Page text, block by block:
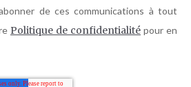
de ces communications à tout
Politique de confidentialité pour en